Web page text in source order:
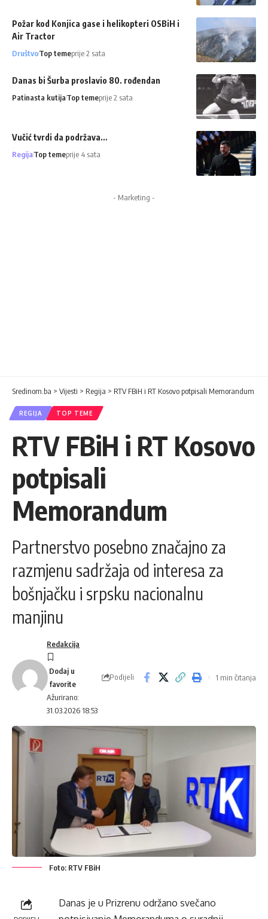
Požar kod Konjica gase i helikopteri OSBiH i
Air Tractor
DruštvoTop temeprije 2 sata
Danas bi Šurba proslavio 80. rođendan
Patinasta kutijaTop temeprije 2 sata
Vučić tvrdi da podržava…
RegijaTop temeprije 4 sata
- Marketing -
Sredinom.ba > Vijesti > Regija > RTV FBiH i RT Kosovo potpisali Memorandum
REGIJA TOP TEME
RTV FBiH i RT Kosovo
potpisali
Memorandum
Partnerstvo posebno značajno za
razmjenu sadržaja od interesa za
bošnjačku i srpsku nacionalnu
manjinu
Ažurirano:
31.03.2026 18:53
Redakcija
Podijeli 1 min čitanja
Foto: RTV FBiH
Danas je u Prizrenu održano svečano